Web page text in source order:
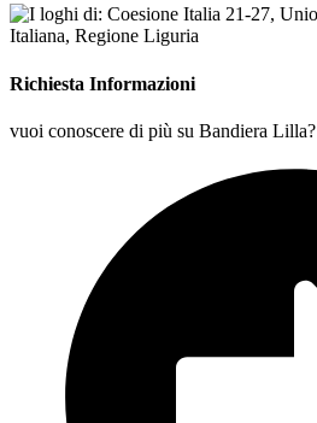
Richiesta Informazioni
vuoi conoscere di più su Bandiera Lilla?